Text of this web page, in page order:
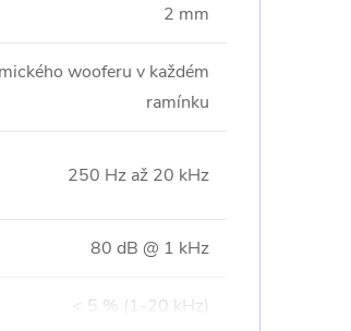
2 mm
wooferu v každém
ramínku
250 Hz až 20 kHz
80 dB @ 1 kHz
< 5 % (1-20 kHz)